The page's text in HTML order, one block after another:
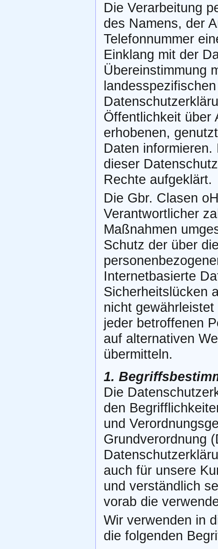
Die Verarbeitung
des Namens, der
Telefonnummer
Einklang mit der
Übereinstimmung
Öffentlichkeit über
erhobenen,
Daten
dieser
Rechte aufgeklärt.
Die Gbr. Clasen
Verantwortlicher
Maßnahmen
Schutz der über
Internetbasierte
Sicherheitslücken
nicht
jeder betroffenen
auf alternativen
übermitteln.
1.
Die
den
und
Grundverordnung
auch für unsere
und verständlich
vorab die
Wir verwenden in
die folgenden